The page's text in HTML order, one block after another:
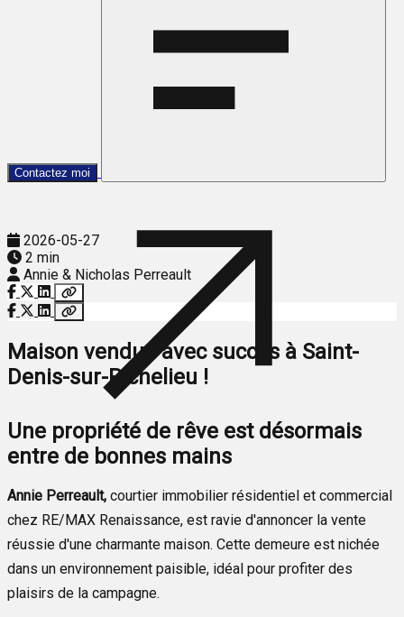
Contactez moi
2026-05-27
2 min
Annie & Nicholas Perreault
Maison vendue avec succès à Saint-
Denis-sur-Richelieu !
Une propriété de rêve est désormais
entre de bonnes mains
Annie Perreault, courtier immobilier résidentiel et commercial
chez RE/MAX Renaissance, est ravie d'annoncer la vente
réussie d'une charmante maison. Cette demeure est nichée
dans un environnement paisible, idéal pour profiter des
plaisirs de la campagne.